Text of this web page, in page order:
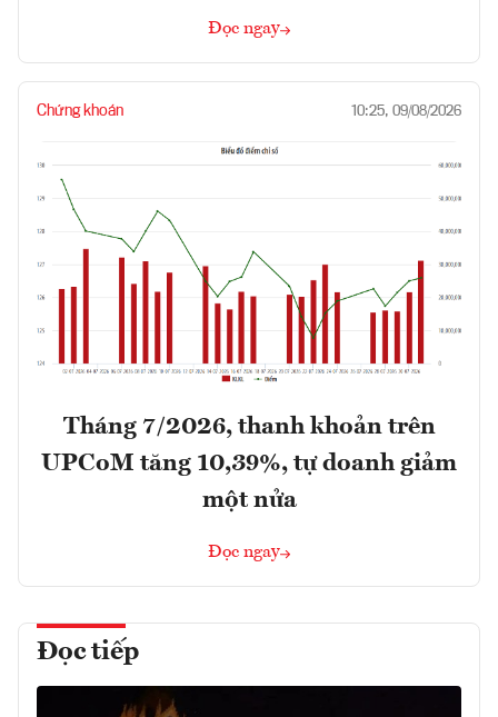
Đọc ngay
Chứng khoán 10:25, 09/08/2026
Tháng 7/2026, thanh khoản trên
UPCoM tăng 10,39%, tự doanh giảm
một nửa
Đọc ngay
Đọc tiếp